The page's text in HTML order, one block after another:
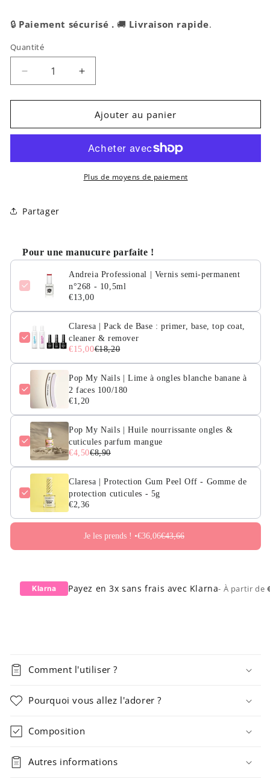
🔒 Paiement sécurisé . 🚚 Livraison rapide.
Quantité
Réduire
la
quantité
Andreia
Vernis
-
Augmenter
la
quantité
Andreia
Vernis
semi-
Ajouter au panier
Plus de moyens de paiement
Partager
Pour une manucure parfaite !
Andreia Professional | Vernis semi-permanent
n°268 - 10,5ml
€13,00
Claresa | Pack de Base : primer, base, top coat,
cleaner & remover
€15,00€18,20
Pop My Nails | Lime à ongles blanche banane à
2 faces 100/180
€1,20
Pop My Nails | Huile nourrissante ongles &
cuticules parfum mangue
€4,50€8,90
Claresa | Protection Gum Peel Off - Gomme de
protection cuticules - 5g
€2,36
Je les prends ! •€36,06€43,66
Klarna Payez en 3x sans frais avec Klarna- À partir de
Comment l'utiliser ?
Pourquoi vous allez l'adorer ?
Composition
Autres informations